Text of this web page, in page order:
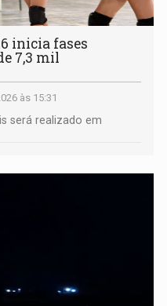
inicia fases
7,3 mil
às 15:31
será realizado em